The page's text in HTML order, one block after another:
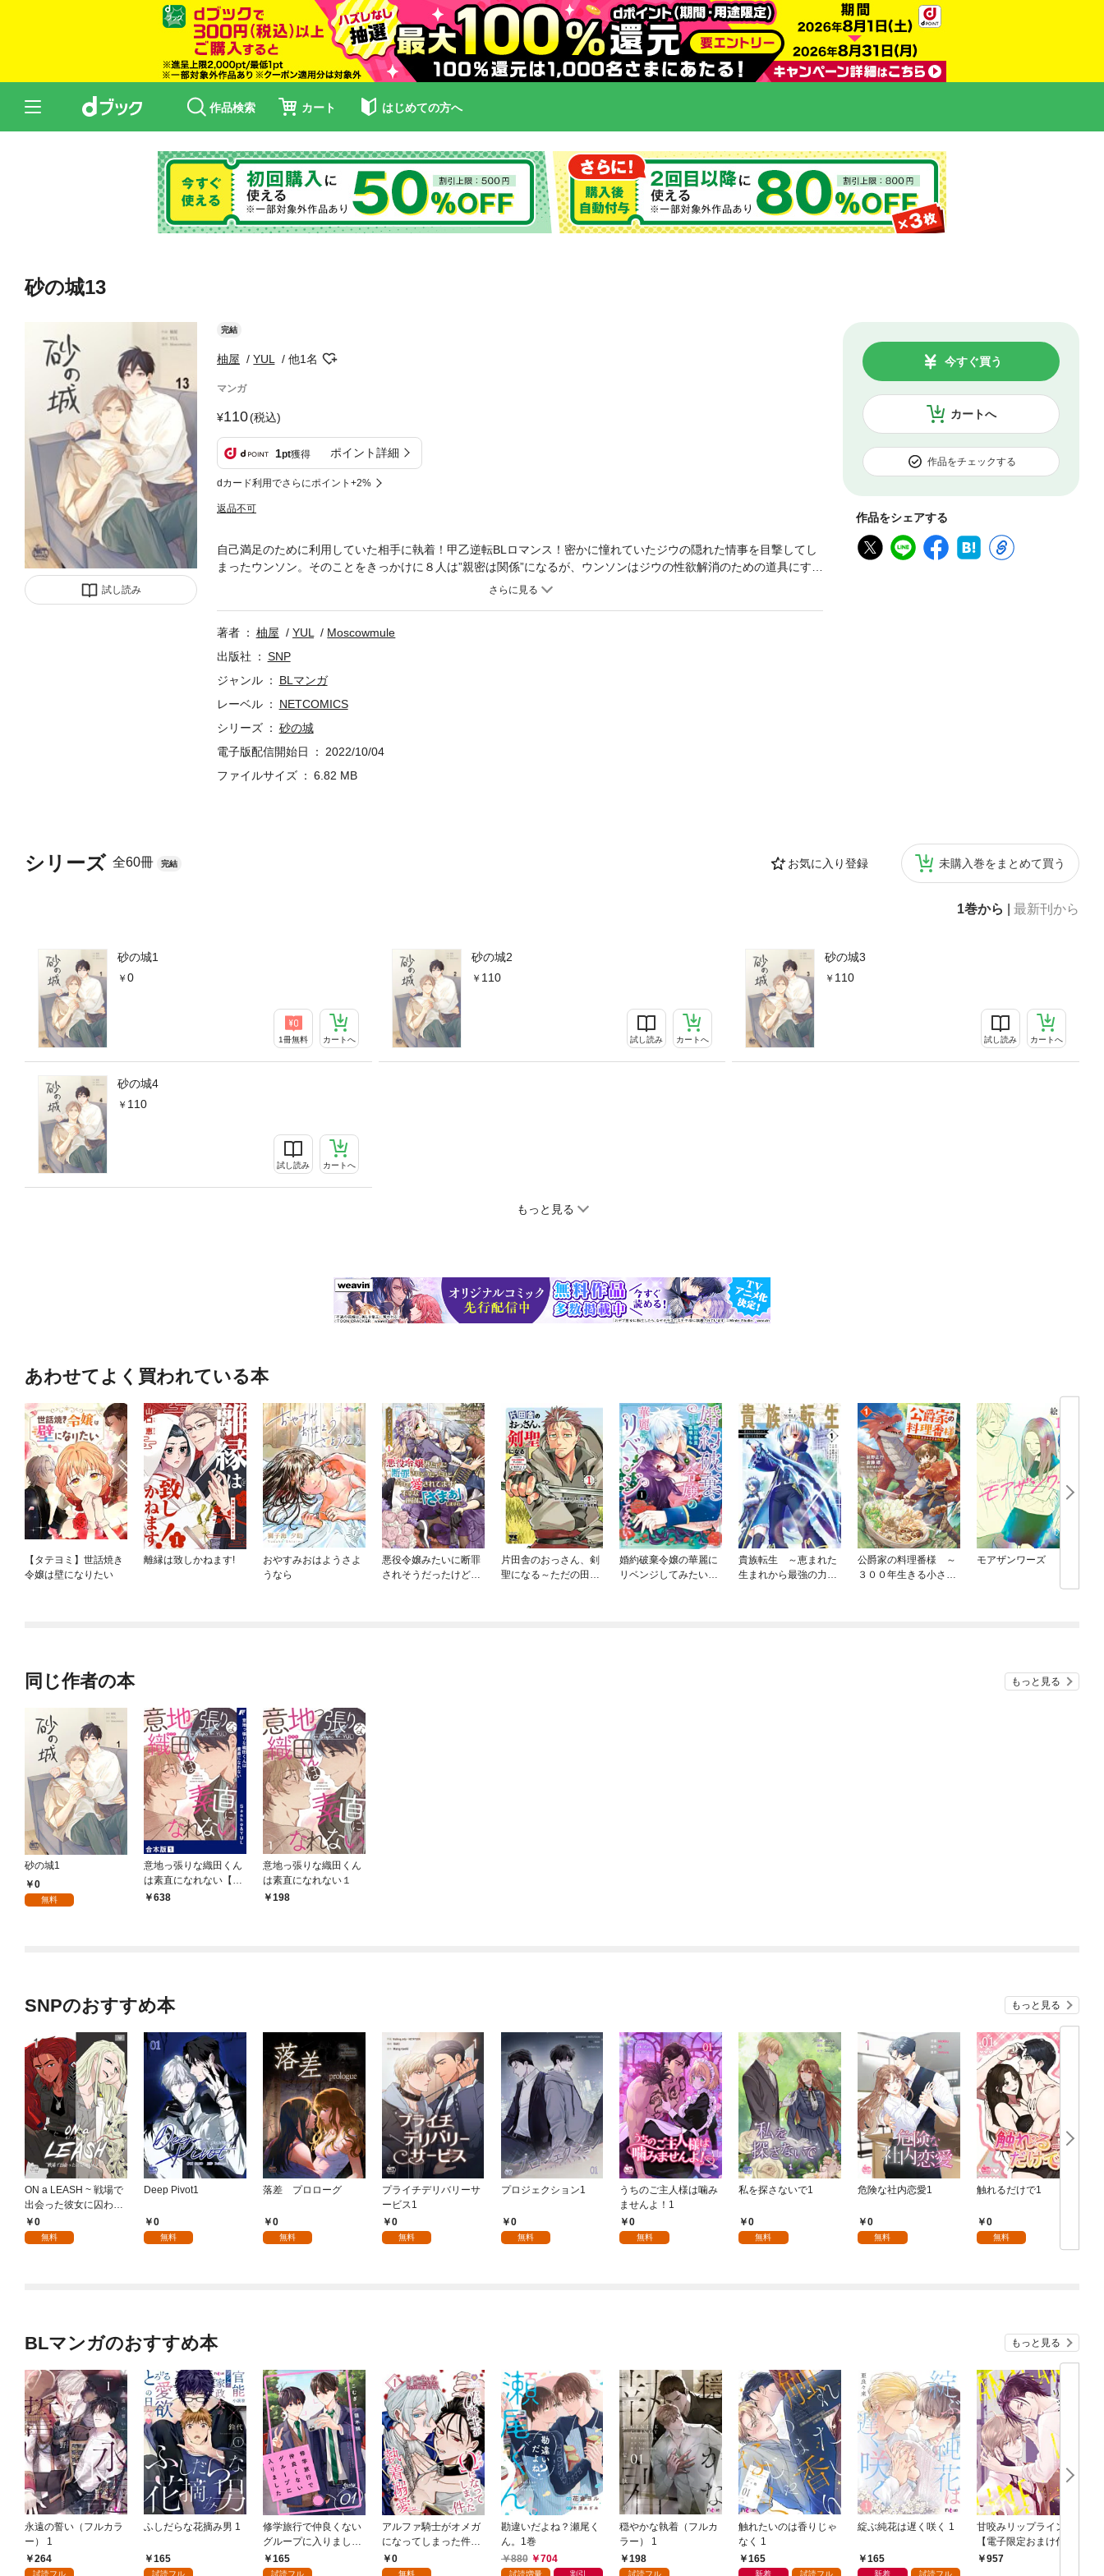
作品検索 カート はじめての方へ
砂の城13
試し読み
完結
柚屋 YUL 他1名
マンガ
110(税込)
1pt獲得 ポイント詳細
dカード利用でさらにポイント+2%
返品不可
カートへ
今すぐ買う
作品をチェックする
作品をシェアする
シリーズ 全60冊 完結 お気に入り登録 未購入巻をまとめて買う
1巻から 最新刊から
砂の城1
0
1冊無料 カートへ
砂の城2
110
試し読み カートへ
砂の城3
110
試し読み カートへ
砂の城4
110
試し読み カートへ
もっと見る
自己満足のために利用していた相手に執着！甲乙逆転BLロマンス！密かに憧れていたジウの隠れた情事を目撃してし
まったウンソン。そのことをきっかけに８人は”親密は関係”になるが、ウンソンはジウの性欲解消のための道具にすぎ
なかった。それでも良かったウンソンだが、ジウの一方的な態度に疲れて気持ちが変わり始めていった…時遅くウン
著者
柚屋 YUL
Moscowmule
出版社
SNP
ジャンル
BLマンガ
レーベル
NETCOMICS
シリーズ
砂の城
電子版配信開始日
2022/10/04
ファイルサイズ
6.82 MB
あわせてよく買われている本
【タテヨミ】世話焼き
令嬢は壁になりたい
離縁は致しかねます!
おやすみおはようさよ
うなら
悪役令嬢みたいに断罪
されそうだったけど、
片田舎のおっさん、剣
聖になる～ただの田舎
婚約破棄令嬢の華麗に
リベンジしてみたい！
貴族転生 ～恵まれた
生まれから最強の力を
公爵家の料理番様 ～
３００年生きる小さな
モアザンワーズ
同じ作者の本 もっと見る
砂の城1
0
無料
意地っ張りな織田くん
は素直になれない【合
本版】１
638
意地っ張りな織田くん
は素直になれない１
198
SNPのおすすめ本 もっと見る
ON a LEASH ~ 戦場で
出会った彼女に囚われ
て ~1
0
無料
Deep Pivot1
0
無料
落差 プロローグ
0
無料
プライチデリバリーサ
ービス1
0
無料
プロジェクション1
0
無料
うちのご主人様は噛み
ませんよ！1
0
無料
私を探さないで1
0
無料
危険な社内恋愛1
0
無料
触れるだけで1
0
無料
BLマンガのおすすめ本 もっと見る
永遠の誓い（フルカラ
ー） 1
264
試読フル
ふしだらな花摘み男 1
165
試読フル
修学旅行で仲良くない
グループに入りました
【単話版】1巻
165
試読フル
アルファ騎士がオメガ
になってしまった件～
最強α騎士団長の俺
が、世話焼きα部下か
0
無料
勘違いだよね？瀬尾く
ん。1巻
880
704
試読増量 割引
穏やかな執着（フルカ
ラー） 1
198
試読フル
触れたいのは香りじゃ
なく 1
165
新着 試読フル
綻ぶ純花は遅く咲く 1
165
新着 試読フル
甘咬みリップライン
【電子限定おまけ付
き】957